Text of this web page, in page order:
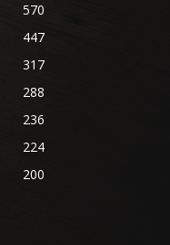
570
447
317
288
236
224
200